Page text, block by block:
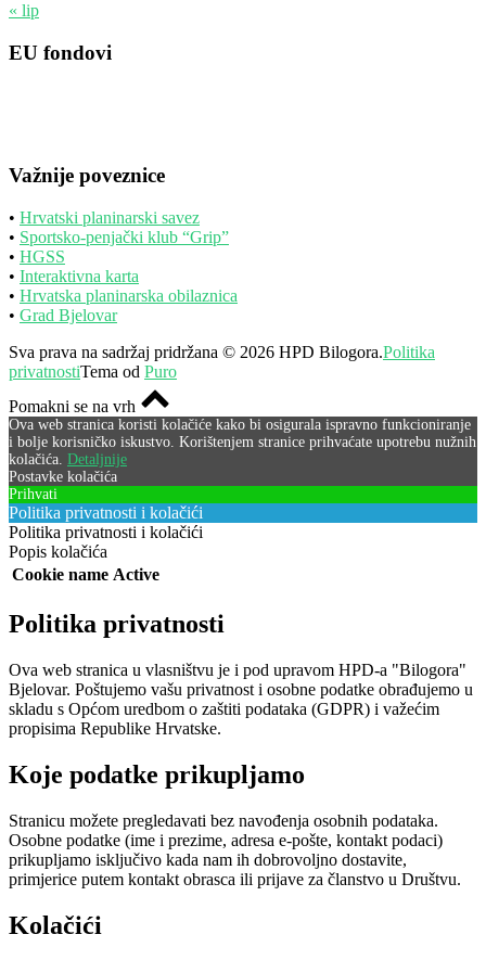
« lip
EU fondovi
Važnije poveznice
• Hrvatski planinarski savez
• Sportsko-penjački klub “Grip”
• HGSS
• Interaktivna karta
• Hrvatska planinarska obilaznica
• Grad Bjelovar
Sva prava na sadržaj pridržana © 2026 HPD Bilogora.Politika
privatnostiTema od Puro
Pomakni se na vrh
Ova web stranica koristi kolačiće kako bi osigurala ispravno funkcioniranje
i bolje korisničko iskustvo. Korištenjem stranice prihvaćate upotrebu nužnih
kolačića. Detaljnije
Postavke kolačića
Prihvati
Politika privatnosti i kolačići
Politika privatnosti i kolačići
Popis kolačića
Cookie name Active
Politika privatnosti
Ova web stranica u vlasništvu je i pod upravom HPD-a "Bilogora"
Bjelovar. Poštujemo vašu privatnost i osobne podatke obrađujemo u
skladu s Općom uredbom o zaštiti podataka (GDPR) i važećim
propisima Republike Hrvatske.
Koje podatke prikupljamo
Stranicu možete pregledavati bez navođenja osobnih podataka.
Osobne podatke (ime i prezime, adresa e-pošte, kontakt podaci)
prikupljamo isključivo kada nam ih dobrovoljno dostavite,
primjerice putem kontakt obrasca ili prijave za članstvo u Društvu.
Kolačići